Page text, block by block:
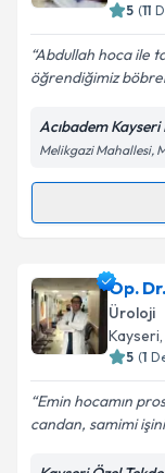
Kişisel
Metni'ni
5 (11
Abdullah hoca ile
öğrendiğimiz
Acıbadem
Melikgazi Mahallesi,
Randevu
Prof. Dr.
talebi
için bir
E-posta
Op.
Üroloji
Kayseri
5 (1
Emin hocamın
candan, samimi